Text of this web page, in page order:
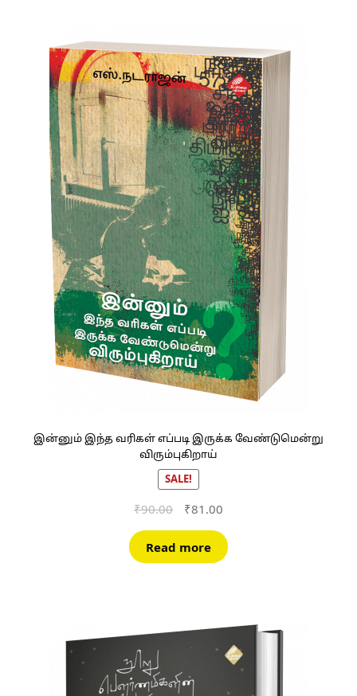
இன்னும் இந்த வரிகள் எப்படி இருக்க வேண்டுமென்று
விரும்புகிறாய்
SALE!
₹90.00
Original
was:
₹90.00.
₹81.00Current
is:
₹81.00.
Read more